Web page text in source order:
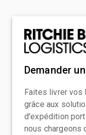
Demander
Faites livrer vos
grâce aux
d'expédition
nous chargeons